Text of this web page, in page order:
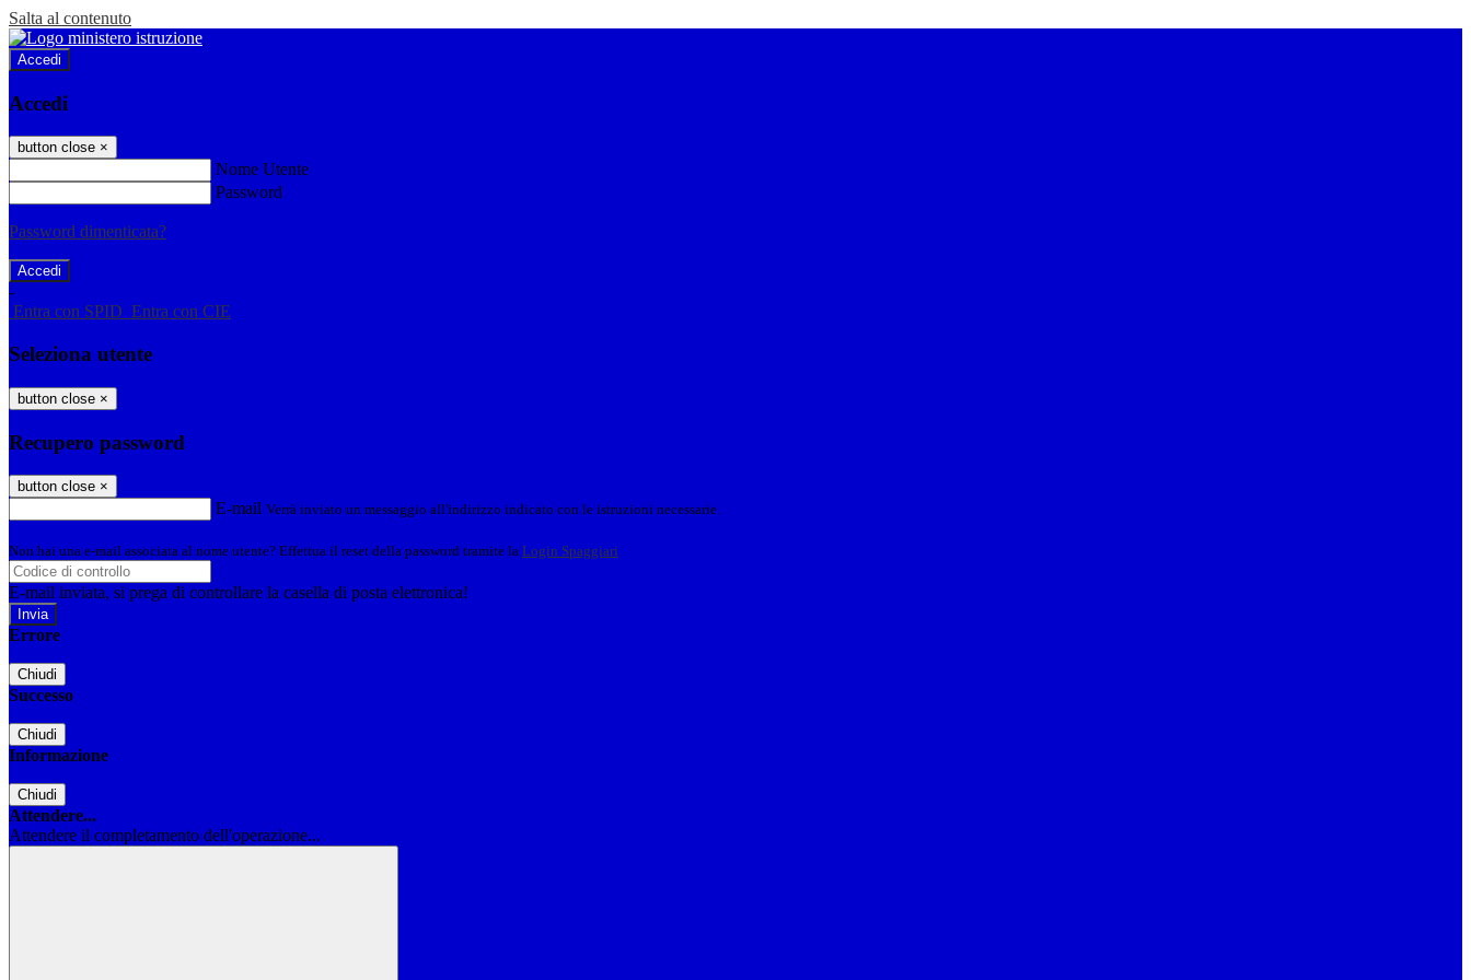
Salta al contenuto
Accedi
Accedi
button close ×
Nome Utente
Password
Password dimenticata?
-
Entra con SPID Entra con CIE
Seleziona utente
button close ×
Recupero password
button close ×
E-mail Verrà inviato un messaggio all'indirizzo indicato con le istruzioni necessarie.
Non hai una e-mail associata al nome utente? Effettua il reset della password tramite la Login Spaggiari
E-mail inviata, si prega di controllare la casella di posta elettronica!
Errore
Chiudi
Successo
Chiudi
Informazione
Chiudi
Attendere...
Attendere il completamento dell'operazione...